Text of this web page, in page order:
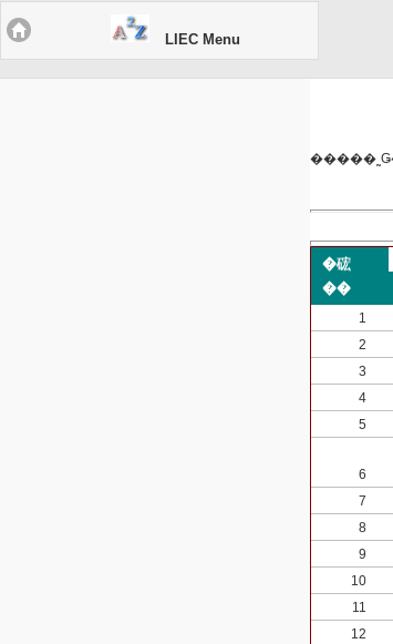
LIEC Menu
�硡
��
1
2
3
4
5
6
7
8
9
10
11
12